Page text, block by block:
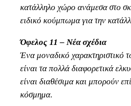
κατάλληλο χώρο ανάμεσα στο
ειδικό κούμπωμα για την
Όφελος 11 – Νέα σχέδια
Ένα μοναδικό χαρακτηριστικό
είναι τα πολλά διαφορετικά
είναι διαθέσιμα και μπορούν
κόσμημα.